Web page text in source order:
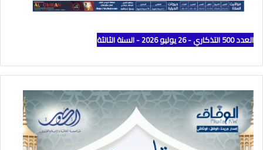
العدد 500 التذكاري - 26 يوليو 2026 - السنة الثالثة